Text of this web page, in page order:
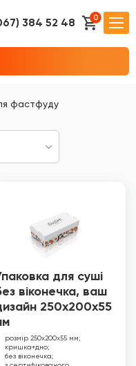
384 52 48 0
фастфуду
для суші
віконечка, ваш
250х200х55
розмір 250х200х55 мм;
кришка+дно;
без віконечка;